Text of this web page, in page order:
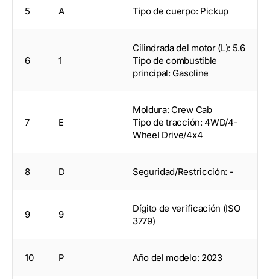
5 A Tipo de cuerpo: Pickup
6 1
Cilindrada del motor (L): 5.6
Tipo de combustible
principal: Gasoline
7 E
Moldura: Crew Cab
Tipo de tracción: 4WD/4-
Wheel Drive/4x4
8 D Seguridad/Restricción: -
9 9
Dígito de verificación (ISO
3779)
10 P Año del modelo: 2023